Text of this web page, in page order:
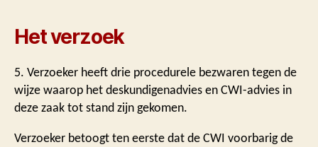
Het verzoek
5. Verzoeker heeft drie procedurele bezwaren tegen de
wijze waarop het deskundigenadvies en CWI-advies in
deze zaak tot stand zijn gekomen.
Verzoeker betoogt ten eerste dat de CWI voorbarig de